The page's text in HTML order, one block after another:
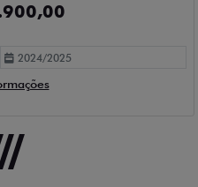
2024/2025